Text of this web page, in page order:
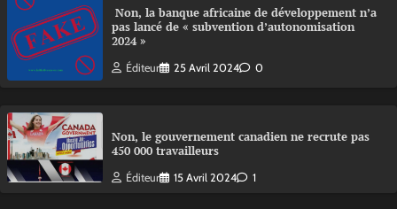
Non, la banque africaine de développement n’a
pas lancé de « subvention d’autonomisation
2024 »
Éditeur 25 Avril 2024 0
Non, le gouvernement canadien ne recrute pas
450 000 travailleurs
Éditeur 15 Avril 2024 1